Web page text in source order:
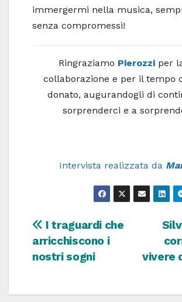
immergermi nella musica,
senza compromessi!
Ringraziamo Pierozzi per
collaborazione e per il tempo
donato, augurandogli di
sorprenderci e a
Intervista realizzata da
Navigazione
articoli
vivere
I traguardi che
arricchiscono i
nostri sogni